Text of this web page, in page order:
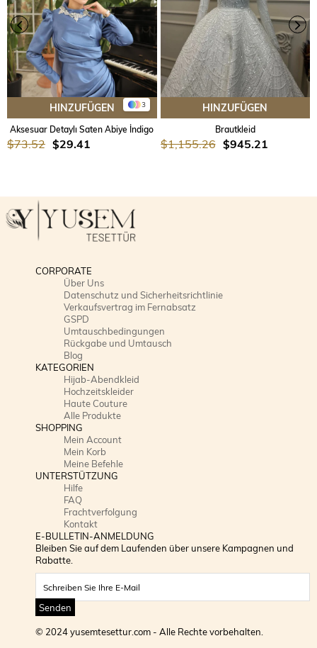
3
HINZUFÜGEN
Aksesuar Detaylı Saten Abiye İndigo
$29.41
$73.52
HINZUFÜGEN
Brautkleid
$945.21
$1,155.26
CORPORATE
Über Uns
Datenschutz und Sicherheitsrichtlinie
Verkaufsvertrag im Fernabsatz
GSPD
Umtauschbedingungen
Rückgabe und Umtausch
Blog
KATEGORIEN
Hijab-Abendkleid
Hochzeitskleider
Haute Couture
Alle Produkte
SHOPPING
Mein Account
Mein Korb
Meine Befehle
UNTERSTÜTZUNG
Hilfe
FAQ
Frachtverfolgung
Kontakt
E-BULLETIN-ANMELDUNG
Bleiben Sie auf dem Laufenden über unsere Kampagnen und
Rabatte.
Senden
© 2024 yusemtesettur.com - Alle Rechte vorbehalten.